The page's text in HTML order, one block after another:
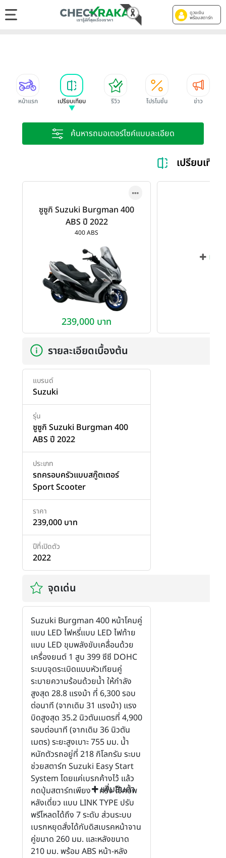
ดูวงเงิน
พร้อมสตาร์ท
หน้าแรก เปรียบเทียบ รีวิว โปรโมชั่น ข่าว
ค้นหารถมอเตอร์ไซค์แบบละเอียด
เปรียบเทีย
ซูซูกิ Suzuki Burgman 400
ABS ปี 2022
400 ABS
239,000 บาท
เพิ่
เพิ่มสินค้า
รายละเอียดเบื้องต้น
แบรนด์
Suzuki
รุ่น
ซูซูกิ Suzuki Burgman 400
ABS ปี 2022
ประเภท
รถครอบครัวแบบสกู๊ตเตอร์
Sport Scooter
ราคา
239,000 บาท
ปีที่เปิดตัว
2022
จุดเด่น
Suzuki Burgman 400 หน้าโคมคู่
แบบ LED ไฟหรี่แบบ LED ไฟท้าย
แบบ LED ขุมพลังขับเคลื่อนด้วย
เครื่องยนต์ 1 สูบ 399 ซีซี DOHC
ระบบจุดระเบิดแบบหัวเทียนคู่
ระบายความร้อนด้วยน้ำ ให้กำลัง
สูงสุด 28.8 แรงม้า ที่ 6,300 รอบ
ต่อนาที (จากเดิม 31 แรงม้า) แรง
บิดสูงสุด 35.2 นิวตันเมตรที่ 4,900
รอบต่อนาที (จากเดิม 36 นิวตัน
เมตร) ระยะสูงเบาะ 755 มม. น้ำ
หนักตัวรถอยู่ที่ 218 กิโลกรัม ระบบ
ช่วยสตาร์ท Suzuki Easy Start
System โดยแค่เบรกค้างไว้ แล้ว
กดปุ่มสตาร์ทเพียง 1 ครั้ง โช้คอัพ
หลังเดี่ยว แบบ LINK TYPE ปรับ
พรีโหลดได้ถึง 7 ระดับ ส่วนระบบ
เบรกหยุดสั่งได้กับดิสเบรคหน้าจาน
คู่ขนาด 260 มม. และหลังขนาด
210 มม. พร้อม ABS หน้า-หลัง